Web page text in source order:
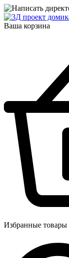
Ваша корзина
Избранные товары